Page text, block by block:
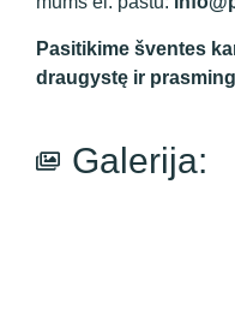
Pasitikime šventes
draugystę ir
Galerija: